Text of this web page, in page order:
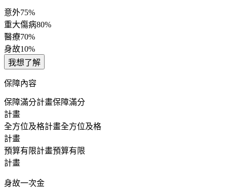
意外75%
重大傷病80%
醫療70%
身故10%
我想了解
保障內容
保障滿分計畫保障滿分
計畫
全方位及格計畫全方位及格
計畫
預算有限計畫預算有限
計畫
身故一次金